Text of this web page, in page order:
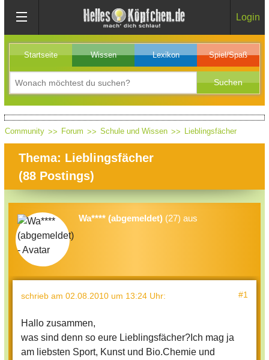
Login
Startseite Wissen Lexikon Spiel/Spaß
Community Forum Schule und Wissen Lieblingsfächer
Thema: Lieblingsfächer
(88 Postings)
Wa**** (abgemeldet) (27) aus
schrieb am 02.08.2010 um 13:24 Uhr: #1
Hallo zusammen,
was sind denn so eure Lieblingsfächer?Ich mag ja
am liebsten Sport, Kunst und Bio.Chemie und